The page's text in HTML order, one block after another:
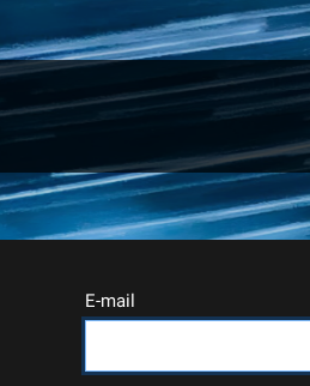
E-mail